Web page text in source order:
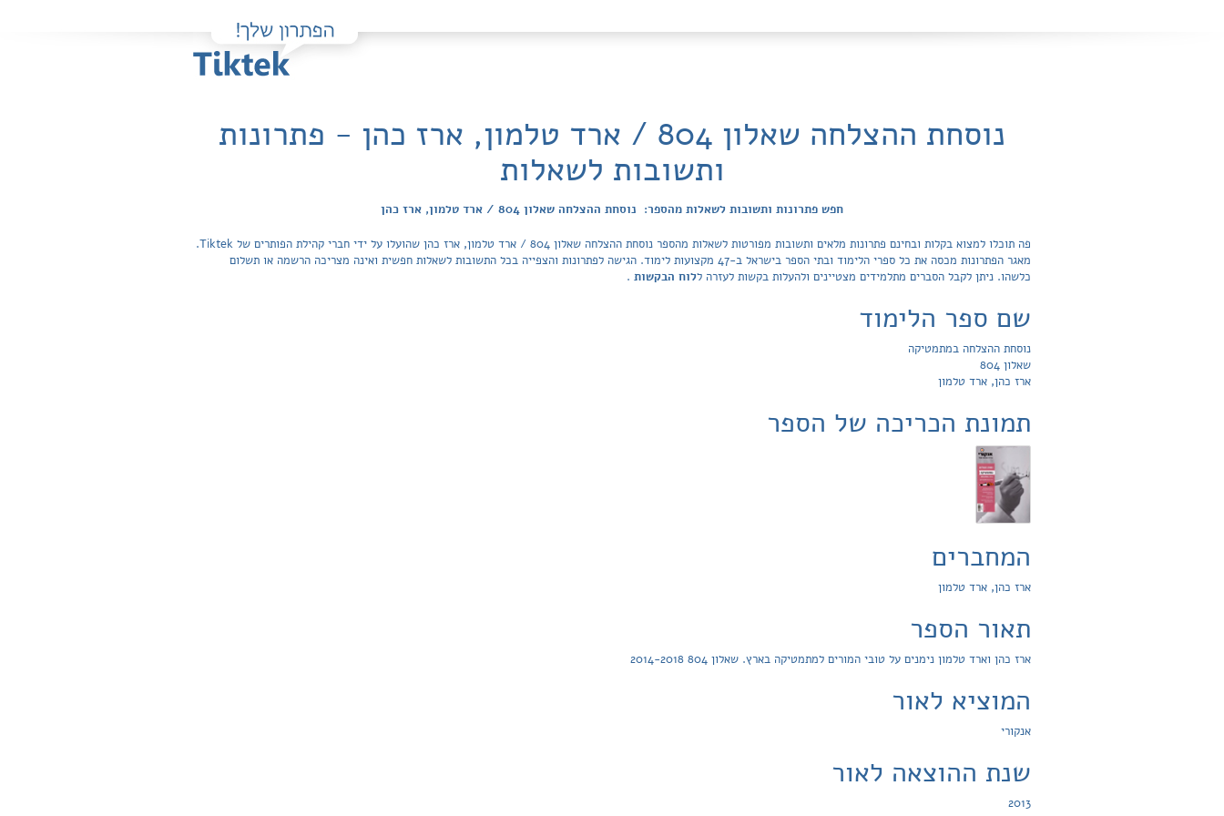
נוסחת ההצלחה שאלון 804 / ארד טלמון, ארז כהן - פתרונות
ותשובות לשאלות
חפש פתרונות ותשובות לשאלות מהספר: נוסחת ההצלחה שאלון 804 / ארד טלמון, ארז כהן
פה תוכלו למצוא בקלות ובחינם פתרונות מלאים ותשובות מפורטות לשאלות מהספר נוסחת ההצלחה שאלון 804 / ארד טלמון, ארז כהן שהועלו על ידי חברי קהילת הפותרים של Tiktek.
מאגר הפתרונות מכסה את כל ספרי הלימוד ובתי הספר בישראל ב-47 מקצועות לימוד. הגישה לפתרונות והצפייה בכל התשובות לשאלות חפשית ואינה מצריכה הרשמה או תשלום
כלשהו. ניתן לקבל הסברים מתלמידים מצטיינים ולהעלות בקשות לעזרה ללוח הבקשות .
שם ספר הלימוד
נוסחת ההצלחה במתמטיקה
שאלון 804
ארז כהן, ארד טלמון
תמונת הכריכה של הספר
המחברים
ארז כהן, ארד טלמון
תאור הספר
ארז כהן וארד טלמון נימנים על טובי המורים למתמטיקה בארץ. שאלון 804 2014-2018
המוציא לאור
אנקורי
שנת ההוצאה לאור
2013